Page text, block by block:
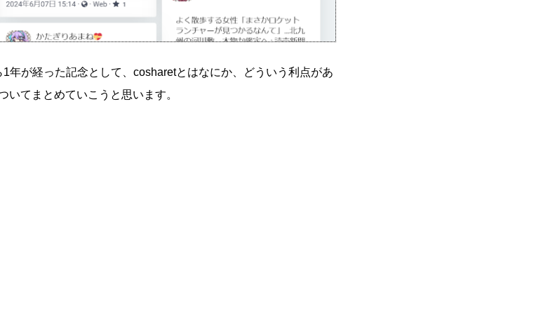
年が経った記念として、cosharetとはなにか、どういう利点があ
いてまとめていこうと思います。